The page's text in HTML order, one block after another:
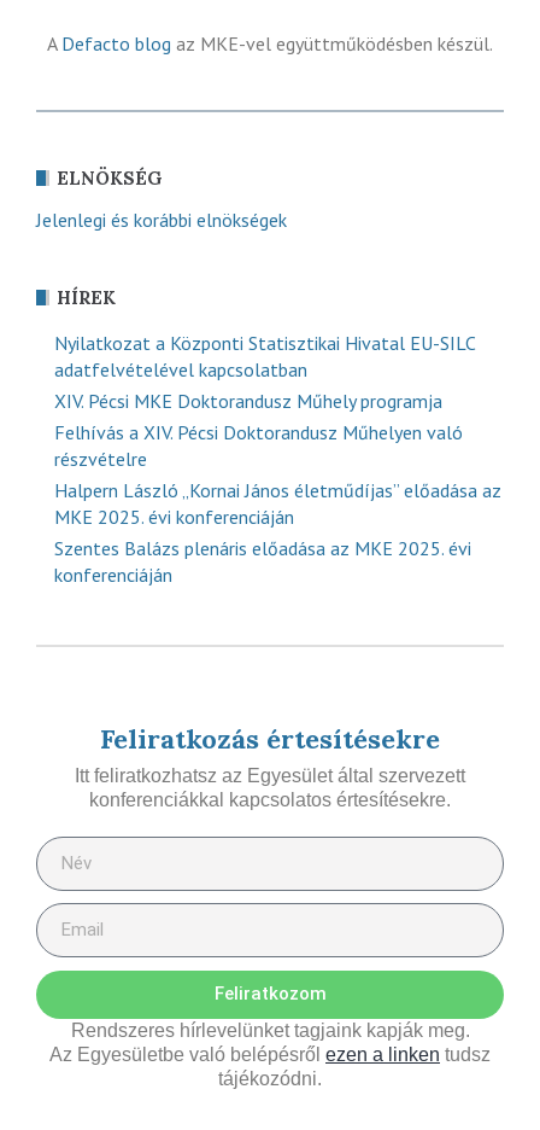
A Defacto blog az MKE-vel együttműködésben készül.
ELNÖKSÉG
Jelenlegi és korábbi elnökségek
HÍREK
Nyilatkozat a Központi Statisztikai Hivatal EU-SILC
adatfelvételével kapcsolatban
XIV. Pécsi MKE Doktorandusz Műhely programja
Felhívás a XIV. Pécsi Doktorandusz Műhelyen való
részvételre
Halpern László „Kornai János életműdíjas” előadása az
MKE 2025. évi konferenciáján
Szentes Balázs plenáris előadása az MKE 2025. évi
konferenciáján
Feliratkozás értesítésekre
Itt feliratkozhatsz az Egyesület által szervezett
konferenciákkal kapcsolatos értesítésekre.
Feliratkozom
Rendszeres hírlevelünket tagjaink kapják meg.
Az Egyesületbe való belépésről ezen a linken tudsz
tájékozódni.